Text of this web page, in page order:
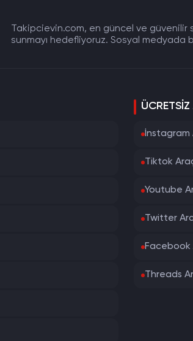
Takipcievin.com, en güncel ve güvenilir
sunmayı hedefliyoruz. Sosyal medyada
İnstagram
Tiktok
Youtube
Twitter
Facebook
Threads